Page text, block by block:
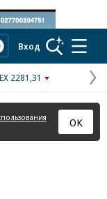
Вход
2281,31
ОК